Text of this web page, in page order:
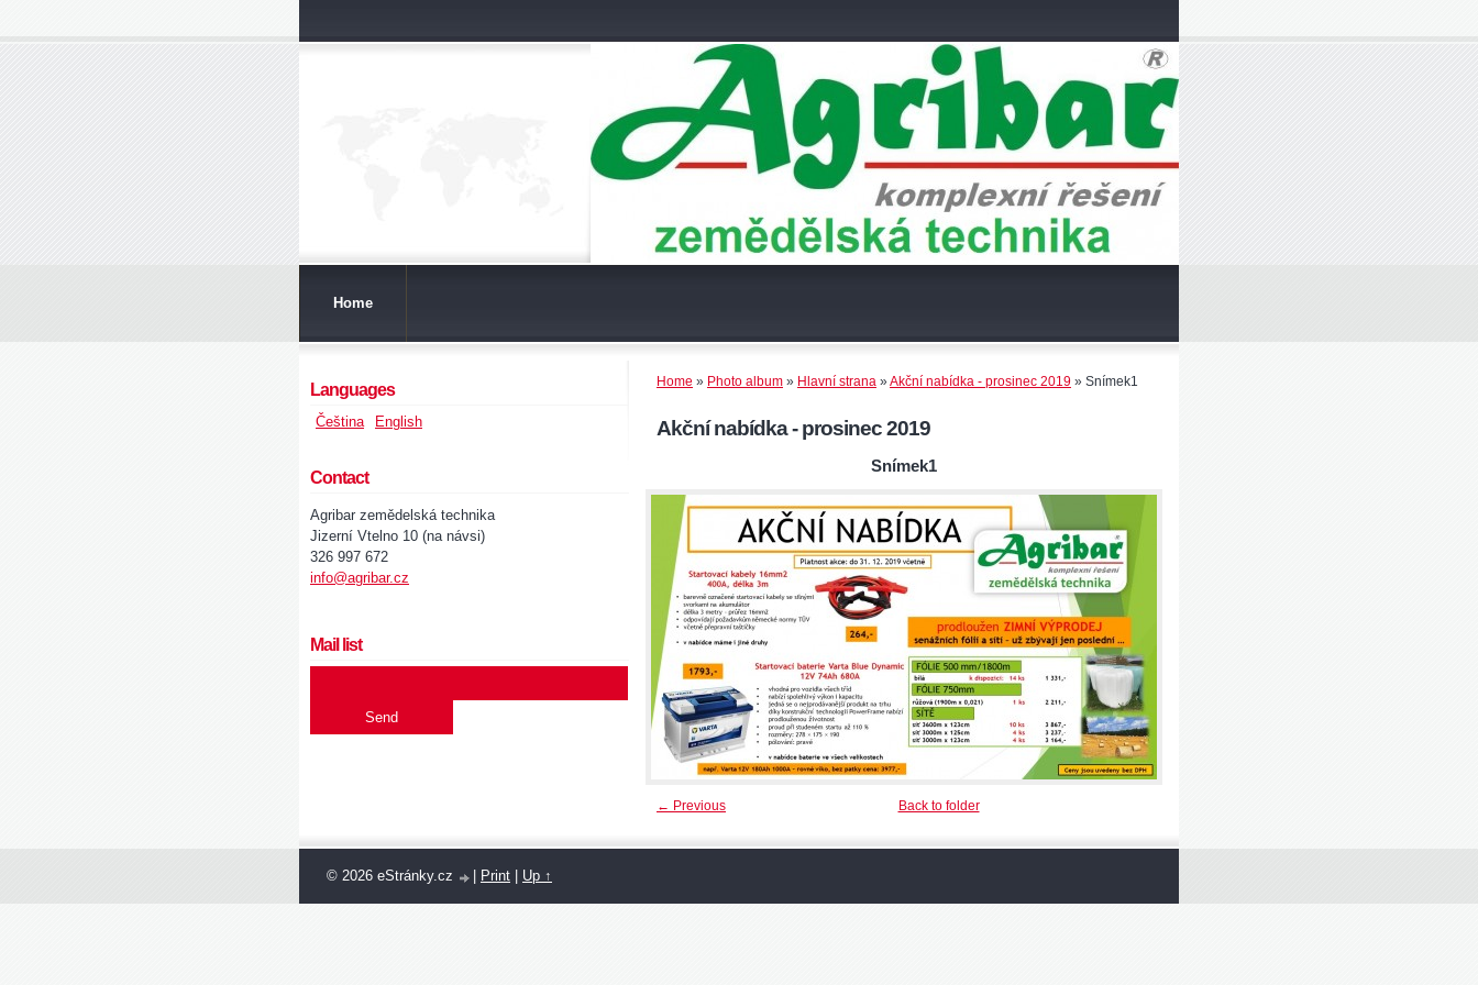
Home
Home » Photo album » Hlavní strana »Akční nabídka - prosinec 2019 » Snímek1
Akční nabídka - prosinec 2019
Snímek1
← Previous Back to folder
Languages
Čeština English
Contact
Agribar zemědelská technika
Jizerní Vtelno 10 (na návsi)
326 997 672
info@agribar.cz
Mail list
© 2026 eStránky.cz Print Up ↑